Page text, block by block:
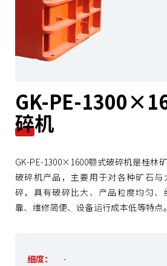
u
GK-PE-
碎机
GK-PE-1300×1600颚式破碎机是桂林
破碎机产品，主要用于对各种矿石
碎，具有破碎比大、产品粒度均匀
靠、维修简便、设备运行成本低等特点。
细度：
-